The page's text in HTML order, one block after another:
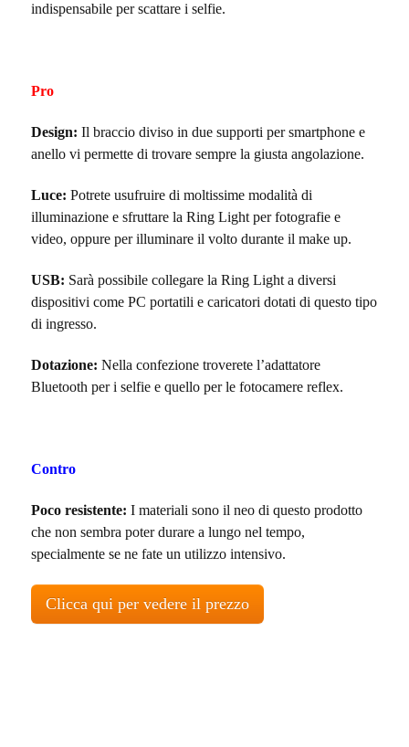
indispensabile per scattare i selfie.
Pro
Design: Il braccio diviso in due supporti per smartphone e
anello vi permette di trovare sempre la giusta angolazione.
Luce: Potrete usufruire di moltissime modalità di
illuminazione e sfruttare la Ring Light per fotografie e
video, oppure per illuminare il volto durante il make up.
USB: Sarà possibile collegare la Ring Light a diversi
dispositivi come PC portatili e caricatori dotati di questo tipo
di ingresso.
Dotazione: Nella confezione troverete l’adattatore
Bluetooth per i selfie e quello per le fotocamere reflex.
Contro
Poco resistente: I materiali sono il neo di questo prodotto
che non sembra poter durare a lungo nel tempo,
specialmente se ne fate un utilizzo intensivo.
Clicca qui per vedere il prezzo